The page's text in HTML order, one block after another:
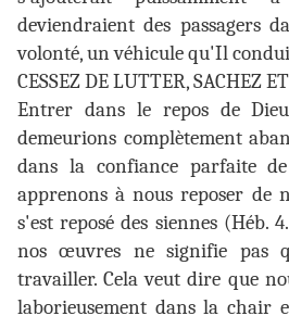
deviendraient des passagers
volonté, un véhicule qu'Il
CESSEZ DE LUTTER, SACHEZ
Entrer dans le repos de
demeurions complètement
dans la confiance parfaite de
apprenons à nous reposer de
s'est reposé des siennes (Héb.
nos œuvres ne signifie pas
travailler. Cela veut dire que
laborieusement dans la chair